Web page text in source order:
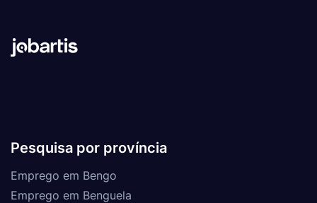
Pesquisa por província
Emprego em Bengo
Emprego em Benguela